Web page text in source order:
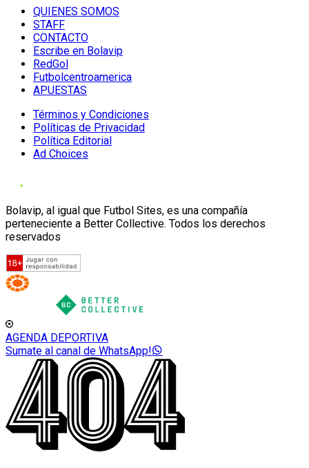
QUIENES SOMOS
STAFF
CONTACTO
Escribe en Bolavip
RedGol
Futbolcentroamerica
APUESTAS
Términos y Condiciones
Políticas de Privacidad
Política Editorial
Ad Choices
Bolavip, al igual que Futbol Sites, es una compañía
perteneciente a Better Collective. Todos los derechos
reservados
AGENDA DEPORTIVA
Sumate al canal de WhatsApp!